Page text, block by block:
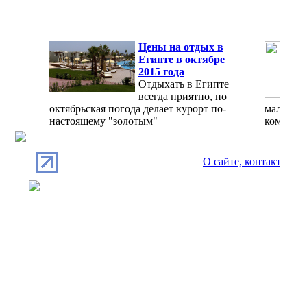
Цены на отдых в
Египте в октябре
2015 года
Отдыхать в Египте
всегда приятно, но
октябрьская погода делает курорт по-
настоящему "золотым"
мало, а
О сайте, контакты